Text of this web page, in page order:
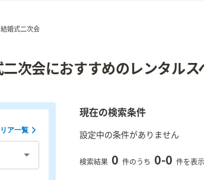
結婚式二次会
次会におすすめのレンタル
現在の検索条件
設定中の条件がありません
検索結果 0 件のうち 0-0 件を表示
ア一覧